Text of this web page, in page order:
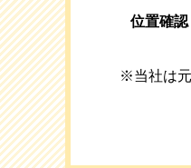
位置確認
※当社は